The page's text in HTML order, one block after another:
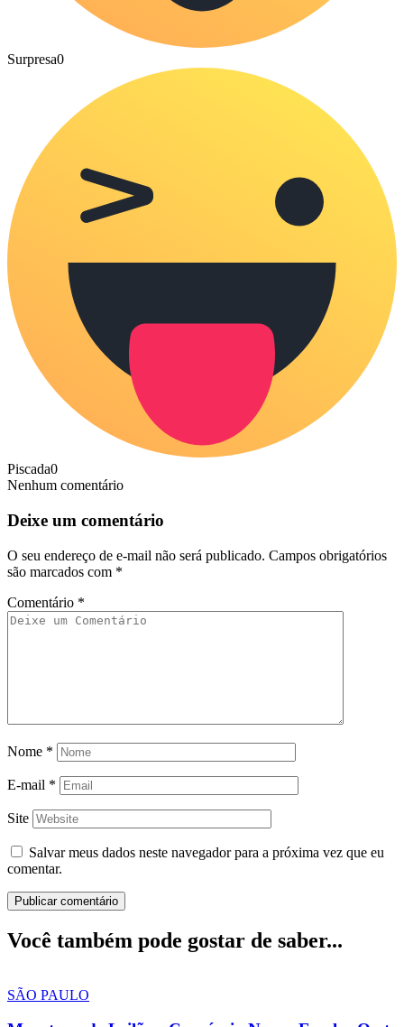
Surpresa0
Piscada0
Nenhum comentário
Deixe um comentário
O seu endereço de e-mail não será publicado. Campos obrigatórios
são marcados com *
Comentário *
Nome *
E-mail *
Site
Salvar meus dados neste navegador para a próxima vez que eu
comentar.
Você também pode gostar de saber...
SÃO PAULO